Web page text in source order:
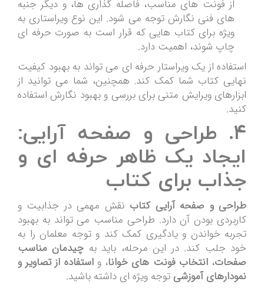
از فونت های مناسب، فاصله گذاری ها، و دیگر جنبه
های فنی نگارش توجه می شود. این نوع ویراستاری به
ویژه برای کتاب هایی که قرار است به صورت حرفه ای
چاپ شوند، اهمیت دارد.
استفاده از یک ویراستار حرفه ای می تواند به بهبود کیفیت
نهایی کتاب شما کمک کند. همچنین، شما می توانید از
ابزارهای ویرایش متنی برای بررسی و بهبود نگارش استفاده
کنید.
۴. طراحی و صفحه آرایی:
ایجاد یک ظاهر حرفه ای و
جذاب برای کتاب
طراحی و صفحه آرایی کتاب نقش مهمی در جذابیت و
کاربردی بودن آن دارد. طراحی مناسب می تواند به بهبود
تجربه خواندن و یادگیری کمک کند و توجه معلمان را به
خود جلب کند. در این مرحله، باید به چیدمان مناسب
صفحات،انتخاب فونت های خوانا، واستفاده از تصاویر و
نمودارهای آموزشی توجه ویژه ای داشته باشید.